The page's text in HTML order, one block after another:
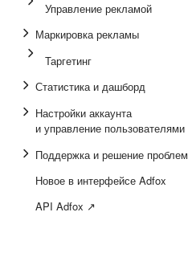
Управление рекламой
Маркировка рекламы
Таргетинг
Статистика и дашборд
Настройки аккаунта
и управление пользователями
Поддержка и решение проблем
Новое в интерфейсе Adfox
API Adfox ↗